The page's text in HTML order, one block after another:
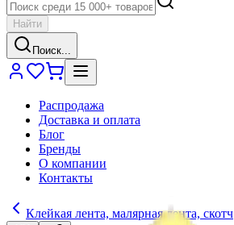
Найти
Поиск...
Распродажа
Доставка и оплата
Блог
Бренды
О компании
Контакты
Клейкая лента, малярная лента, скотч